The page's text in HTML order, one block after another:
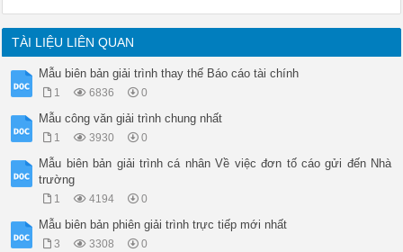
TÀI LIỆU LIÊN QUAN
Mẫu biên bản giải trình thay thế Báo cáo tài chính
1 6836 0
Mẫu công văn giải trình chung nhất
1 3930 0
Mẫu biên bản giải trình cá nhân Về việc đơn tố cáo gửi đến Nhà
trường
1 4194 0
Mẫu biên bản phiên giải trình trực tiếp mới nhất
3 3308 0